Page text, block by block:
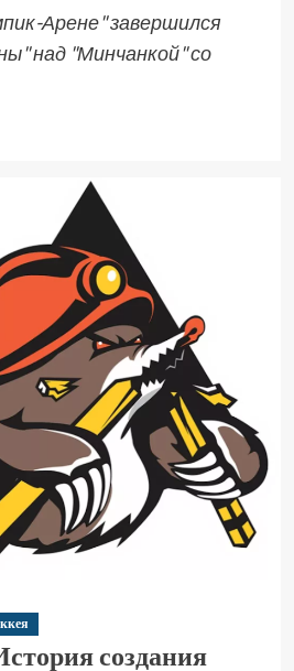
Арене" завершился
над "Минчанкой" со
создания